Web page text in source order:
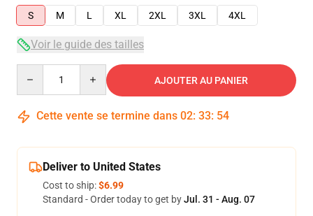
S
M L XL 2XL 3XL 4XL
Voir le guide des tailles
AJOUTER AU PANIER
Cette vente se termine dans 02: 33: 54
Deliver to United States
Cost to ship:$6.99
Standard - Order today to get byJul. 31 - Aug. 07